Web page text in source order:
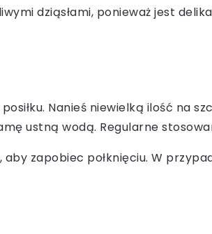
dziąsłami, ponieważ jest
Nanieś niewielką ilość na
ustną wodą. Regularne
zapobiec połknięciu. W